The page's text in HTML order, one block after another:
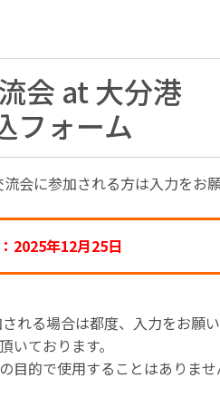
会 at 大分港
フォーム
会に参加される⽅は⼊⼒をお願
2025年12月25日
れる場合は都度、⼊⼒をお願い
いております。
的で使⽤することはありませ